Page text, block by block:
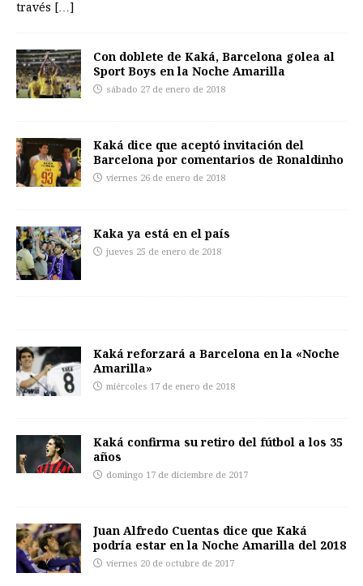
través […]
Con doblete de Kaká, Barcelona golea al
Sport Boys en la Noche Amarilla
sábado 27 de enero de 2018
Kaká dice que aceptó invitación del
Barcelona por comentarios de Ronaldinho
viernes 26 de enero de 2018
Kaka ya está en el país
jueves 25 de enero de 2018
Kaká reforzará a Barcelona en la «Noche
Amarilla»
miércoles 17 de enero de 2018
Kaká confirma su retiro del fútbol a los 35
años
domingo 17 de diciembre de 2017
Juan Alfredo Cuentas dice que Kaká
podría estar en la Noche Amarilla del 2018
viernes 20 de octubre de 2017